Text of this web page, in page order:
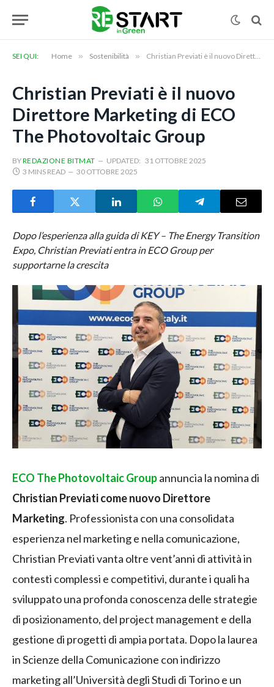
SEI QUI: Home » Sostenibilità » Christian Previati è il nuovo Direttore Marketing di ECO The Photovoltaic Group
Christian Previati è il nuovo
Direttore Marketing di ECO
The Photovoltaic Group
BYREDAZIONE BITMAT UPDATED: 31 OTTOBRE 2025
3 MINS READ
30 OTTOBRE 2025
Dopo l’esperienza alla guida di KEY – The Energy Transition
Expo, Christian Previati entra in ECO Group per
supportarne la crescita
ECO The Photovoltaic Groupannuncia la nomina di
Christian Previati come nuovo Direttore
Marketing. Professionista con una consolidata
esperienza nel marketing e nella comunicazione,
Christian Previati vanta oltre vent’anni di attività in
contesti complessi e competitivi, durante i quali ha
sviluppato una profonda conoscenza delle strategie
di posizionamento, del project management e della
gestione di progetti di ampia portata. Dopo la laurea
in Scienze della Comunicazione con indirizzo
marketing all’Università degli Studi di Torino e un